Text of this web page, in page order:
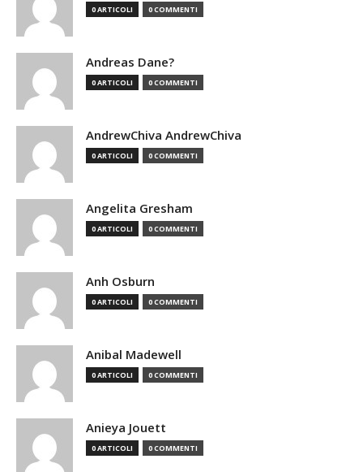
0 ARTICOLI 0 COMMENTI
Andreas Dane?
0 ARTICOLI 0 COMMENTI
AndrewChiva AndrewChiva
0 ARTICOLI 0 COMMENTI
Angelita Gresham
0 ARTICOLI 0 COMMENTI
Anh Osburn
0 ARTICOLI 0 COMMENTI
Anibal Madewell
0 ARTICOLI 0 COMMENTI
Anieya Jouett
0 ARTICOLI 0 COMMENTI